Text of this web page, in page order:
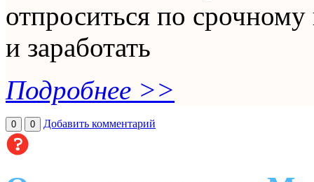
отпроситься по
и заработать
Подробнее >>
0 0 Добавить комментарий